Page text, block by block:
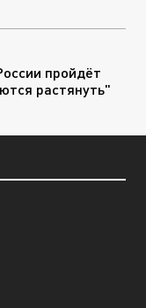
пройдёт
растянуть"